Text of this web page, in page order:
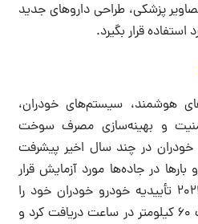
پزشکی، طراحی داروهای جدید
قرار بگیرد.
هوشمند، سیستم‌های خودران،
و بهینه‌سازی مصرف سوخت
در چند سال اخیر پیشرفت
در جاده‌ها مورد آزمایش قرار
گرفته‌اند. مرسدس در سال 2021 تأییدیه خودرو خودران خود را
برای حرکت در بزرگراه تا سرعت ۶۰ کیلومتر در ساعت دریافت کرد و